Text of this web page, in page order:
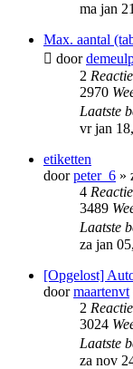
ma jan
Max. aantal
door
2
2970
Laatste
vr jan
etiketten
doorpeter_6 »
4
3489
Laatste
za jan
[Opgelost]
doormaartenvt
2
3024
Laatste
za nov